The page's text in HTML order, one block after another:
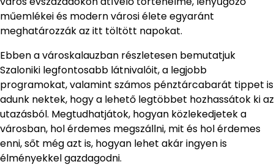
műemlékei és modern városi élete egyaránt
meghatározzák az itt töltött napokat.
Ebben a városkalauzban részletesen bemutatjuk
Szaloniki legfontosabb látnivalóit, a legjobb
programokat, valamint számos pénztárcabarát tippet is
adunk nektek, hogy a lehető legtöbbet hozhassátok ki az
utazásból. Megtudhatjátok, hogyan közlekedjetek a
városban, hol érdemes megszállni, mit és hol érdemes
enni, sőt még azt is, hogyan lehet akár ingyen is
élményekkel gazdagodni.